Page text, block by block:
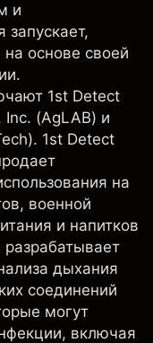
и
основе своей
1st Detect
Inc. (AgLAB) и
1st Detect
на
военной
и напитков
дыхания
соединений
могут
включая